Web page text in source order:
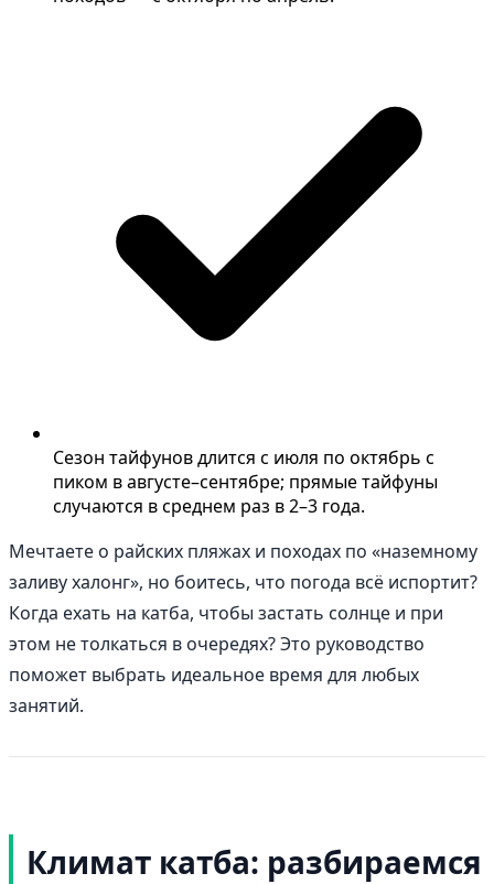
Сезон тайфунов длится с июля по октябрь с
пиком в августе–сентябре; прямые тайфуны
случаются в среднем раз в 2–3 года.
Мечтаете о райских пляжах и походах по «наземному
заливу халонг», но боитесь, что погода всё испортит?
Когда ехать на катба, чтобы застать солнце и при
этом не толкаться в очередях? Это руководство
поможет выбрать идеальное время для любых
занятий.
Климат катба: разбираемся